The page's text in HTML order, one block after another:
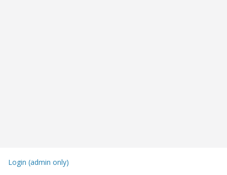
Login (admin only)